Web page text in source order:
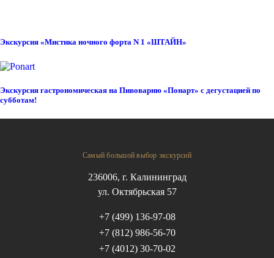
Экскурсия «Мистика ночного форта N 1 «ШТАЙН»
Экскурсия гастрономическая на Пивоварню «Понарт» с дегустацией по
субботам!
Самый большой выбор экскурсий
236006, г. Калининград
ул. Октябрьская 57
+7 (499) 136-97-08
+7 (812) 986-56-70
+7 (4012) 30-70-02